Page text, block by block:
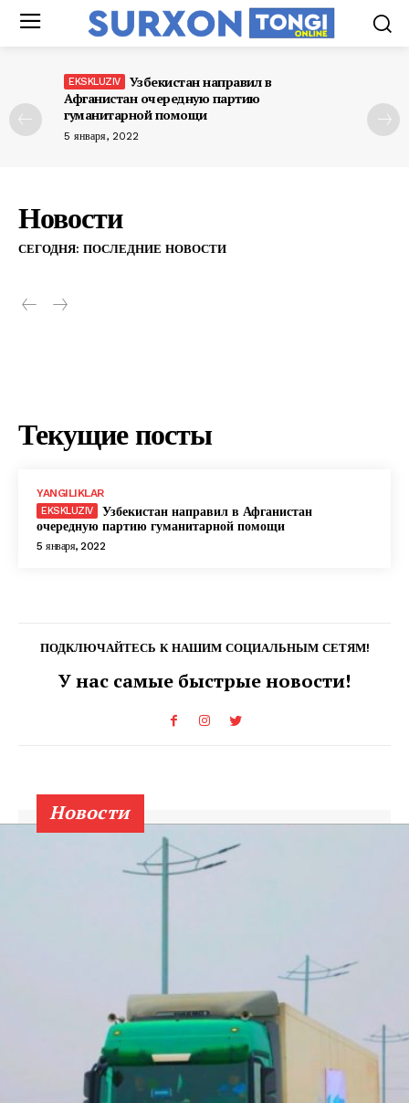
Узбекистан направил в
Афганистан очередную партию
гуманитарной помощи
5 января, 2022
Новости
СЕГОДНЯ: ПОСЛЕДНИЕ НОВОСТИ
Текущие посты
YANGILIKLAR
Узбекистан направил в Афганистан
очередную партию гуманитарной помощи
5 января, 2022
ПОДКЛЮЧАЙТЕСЬ К НАШИМ СОЦИАЛЬНЫМ СЕТЯМ!
У нас самые быстрые новости!
Новости